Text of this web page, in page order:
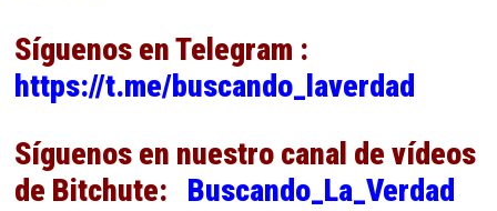
Síguenos en Telegram :
https://t.me/buscando_laverdad
Síguenos en nuestro canal de vídeos
de Bitchute: Buscando_La_Verdad